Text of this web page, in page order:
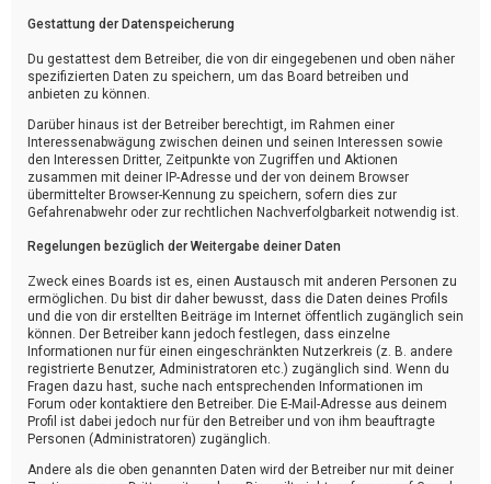
Gestattung der Datenspeicherung
Du gestattest dem Betreiber, die von dir eingegebenen und oben näher
spezifizierten Daten zu speichern, um das Board betreiben und
anbieten zu können.
Darüber hinaus ist der Betreiber berechtigt, im Rahmen einer
Interessenabwägung zwischen deinen und seinen Interessen sowie
den Interessen Dritter, Zeitpunkte von Zugriffen und Aktionen
zusammen mit deiner IP-Adresse und der von deinem Browser
übermittelter Browser-Kennung zu speichern, sofern dies zur
Gefahrenabwehr oder zur rechtlichen Nachverfolgbarkeit notwendig ist.
Regelungen bezüglich der Weitergabe deiner Daten
Zweck eines Boards ist es, einen Austausch mit anderen Personen zu
ermöglichen. Du bist dir daher bewusst, dass die Daten deines Profils
und die von dir erstellten Beiträge im Internet öffentlich zugänglich sein
können. Der Betreiber kann jedoch festlegen, dass einzelne
Informationen nur für einen eingeschränkten Nutzerkreis (z. B. andere
registrierte Benutzer, Administratoren etc.) zugänglich sind. Wenn du
Fragen dazu hast, suche nach entsprechenden Informationen im
Forum oder kontaktiere den Betreiber. Die E-Mail-Adresse aus deinem
Profil ist dabei jedoch nur für den Betreiber und von ihm beauftragte
Personen (Administratoren) zugänglich.
Andere als die oben genannten Daten wird der Betreiber nur mit deiner